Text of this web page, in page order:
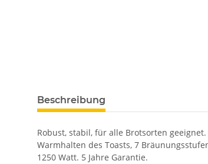
Beschreibung
Robust, stabil, für alle Brotsorten
Warmhalten des Toasts, 7
1250 Watt. 5 Jahre Garantie.